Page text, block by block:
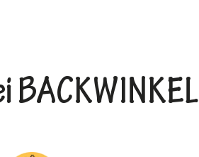
BACKWINKEL